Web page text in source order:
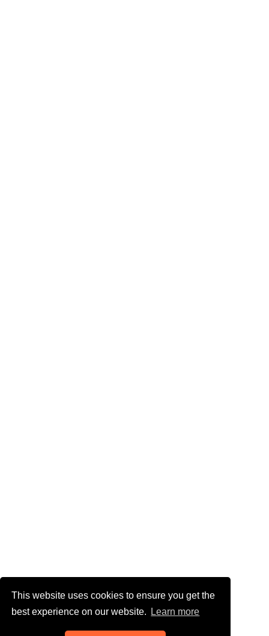
This website uses cookies to ensure you get the
best experience on our website.
Learn more